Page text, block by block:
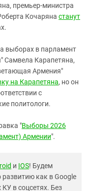
премьер-министра
Кочаряна станут
выборах в парламент
Самвела Карапетяна,
Армения"
на Карапетяна, но он
с
политологи.
"Выборы 2026
Армении".
и IOS! Будем
развитию как в Google
в соцсетях. Без